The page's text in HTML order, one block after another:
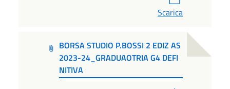
Scarica
BORSA STUDIO P.BOSSI 2 EDIZ AS
2023-24_GRADUAOTRIA G4 DEFI
NITIVA